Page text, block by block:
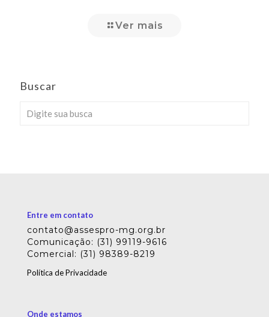
Ver mais
Buscar
Entre em contato
contato@assespro-mg.org.br
Comunicação: (31) 99119-9616
Comercial: (31) 98389-8219
Política de Privacidade
Onde estamos